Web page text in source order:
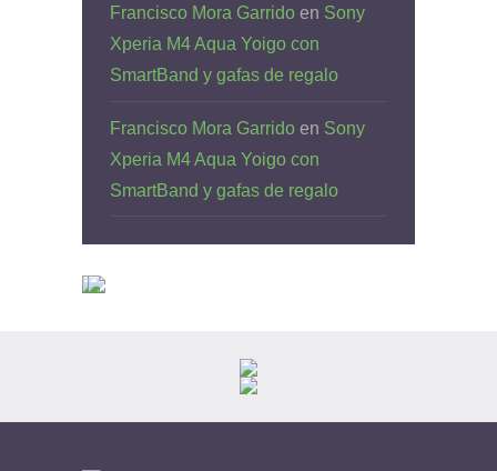
Francisco Mora Garrido en Sony
Xperia M4 Aqua Yoigo con
SmartBand y gafas de regalo
Francisco Mora Garrido en Sony
Xperia M4 Aqua Yoigo con
SmartBand y gafas de regalo